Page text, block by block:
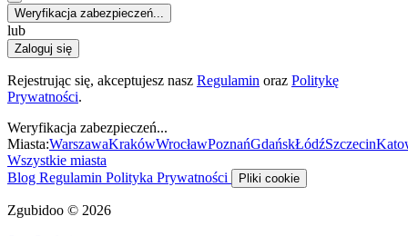
Weryfikacja zabezpieczeń...
lub
Zaloguj się
Rejestrując się, akceptujesz nasz Regulamin oraz Politykę
Prywatności.
Weryfikacja zabezpieczeń...
Miasta:WarszawaKrakówWrocławPoznańGdańskŁódźSzczecin
Wszystkie miasta
Blog Regulamin Polityka Prywatności Pliki cookie
Zgubidoo © 2026